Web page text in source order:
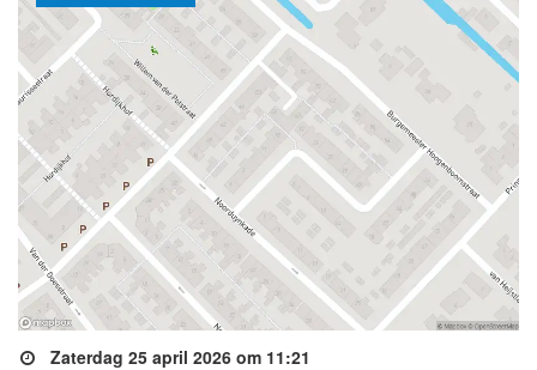
Zaterdag 25 april 2026 om 11:21